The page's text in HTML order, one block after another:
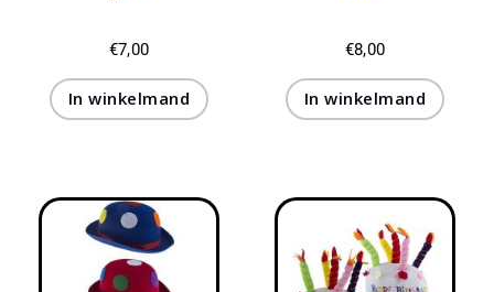
€7,00
In winkelmand
€8,00
In winkelmand